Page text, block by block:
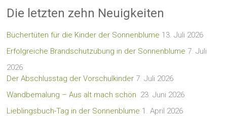
Die letzten zehn Neuigkeiten
Büchertüten für die Kinder der Sonnenblume 13. Juli 2026
Erfolgreiche Brandschutzübung in der Sonnenblume 7. Juli
2026
Der Abschlusstag der Vorschulkinder 7. Juli 2026
Wandbemalung – Aus alt mach schön 23. Juni 2026
Lieblingsbuch-Tag in der Sonnenblume 1. April 2026